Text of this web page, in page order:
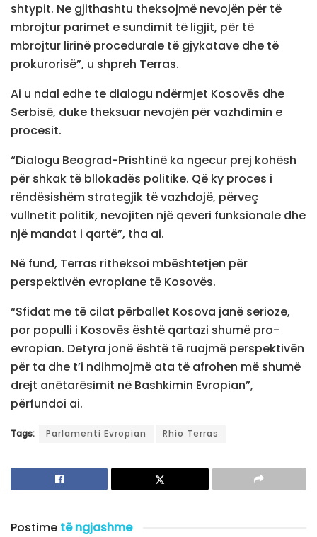
shtypit. Ne gjithashtu theksojmë nevojën për të
mbrojtur parimet e sundimit të ligjit, për të
mbrojtur lirinë procedurale të gjykatave dhe të
prokurorisë”, u shpreh Terras.
Ai u ndal edhe te dialogu ndërmjet Kosovës dhe
Serbisë, duke theksuar nevojën për vazhdimin e
procesit.
“Dialogu Beograd-Prishtinë ka ngecur prej kohësh
për shkak të bllokadës politike. Që ky proces i
rëndësishëm strategjik të vazhdojë, përveç
vullnetit politik, nevojiten një qeveri funksionale dhe
një mandat i qartë”, tha ai.
Në fund, Terras ritheksoi mbështetjen për
perspektivën evropiane të Kosovës.
“Sfidat me të cilat përballet Kosova janë serioze,
por populli i Kosovës është qartazi shumë pro-
evropian. Detyra jonë është të ruajmë perspektivën
për ta dhe t’i ndihmojmë ata të afrohen më shumë
drejt anëtarësimit në Bashkimin Evropian”,
përfundoi ai.
Tags: Parlamenti Evropian Rhio Terras
Postime të ngjashme